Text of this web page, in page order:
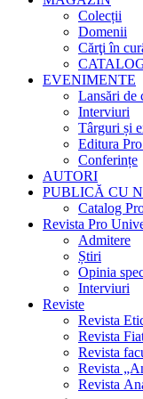
Colecții
Domenii
Cărţi în
EVENIMENTE
Lansări de
Interviuri
Târguri și
Editura
Conferințe
AUTORI
PUBLICĂ CU
Catalog
Revista Pro
Admitere
Știri
Opinia
Interviuri
Reviste
Revista
Revista
Revista
Revista
Revista